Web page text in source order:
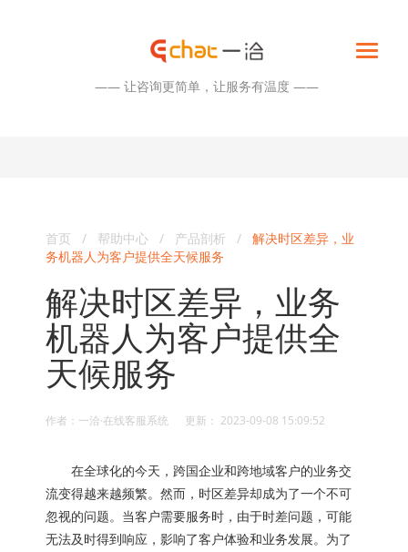
—— 让咨询更简单，让服务有温度 ——
首页 / 帮助中心 / 产品剖析 / 解决时区差异，业
务机器人为客户提供全天候服务
解决时区差异，业务
机器人为客户提供全
天候服务
作者：一洽·在线客服系统 更新： 2023-09-08 15:09:52
在全球化的今天，跨国企业和跨地域客户的业务交
流变得越来越频繁。然而，时区差异却成为了一个不可
忽视的问题。当客户需要服务时，由于时差问题，可能
无法及时得到响应，影响了客户体验和业务发展。为了